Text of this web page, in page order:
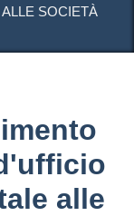
SOCIETÀ
alle